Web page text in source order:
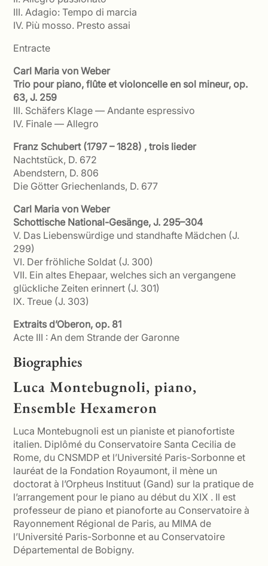
III. Adagio: Tempo di marcia
IV. Più mosso. Presto assai
Entracte
Carl Maria von Weber
Trio pour piano, flûte et violoncelle en sol mineur, op.
63, J. 259
III. Schäfers Klage — Andante espressivo
IV. Finale — Allegro
Franz Schubert (1797 – 1828) , trois lieder
Nachtstück, D. 672
Abendstern, D. 806
Die Götter Griechenlands, D. 677
Carl Maria von Weber
Schottische National-Gesänge, J. 295–304
V. Das Liebenswürdige und standhafte Mädchen (J.
299)
VI. Der fröhliche Soldat (J. 300)
VII. Ein altes Ehepaar, welches sich an vergangene
glückliche Zeiten erinnert (J. 301)
IX. Treue (J. 303)
Extraits d’Oberon, op. 81
Acte III : An dem Strande der Garonne
Biographies
Luca Montebugnoli, piano,
Ensemble Hexameron
Luca Montebugnoli est un pianiste et pianofortiste
italien. Diplômé du Conservatoire Santa Cecilia de
Rome, du CNSMDP et l’Université Paris-Sorbonne et
lauréat de la Fondation Royaumont, il mène un
doctorat à l’Orpheus Instituut (Gand) sur la pratique de
l’arrangement pour le piano au début du XIX . Il est
professeur de piano et pianoforte au Conservatoire à
Rayonnement Régional de Paris, au MIMA de
l’Université Paris-Sorbonne et au Conservatoire
Départemental de Bobigny.